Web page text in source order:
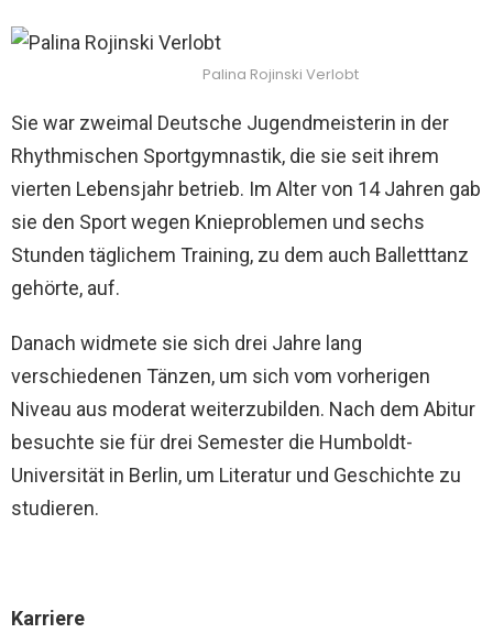
Palina Rojinski Verlobt
Sie war zweimal Deutsche Jugendmeisterin in der
Rhythmischen Sportgymnastik, die sie seit ihrem
vierten Lebensjahr betrieb. Im Alter von 14 Jahren gab
sie den Sport wegen Knieproblemen und sechs
Stunden täglichem Training, zu dem auch Balletttanz
gehörte, auf.
Danach widmete sie sich drei Jahre lang
verschiedenen Tänzen, um sich vom vorherigen
Niveau aus moderat weiterzubilden. Nach dem Abitur
besuchte sie für drei Semester die Humboldt-
Universität in Berlin, um Literatur und Geschichte zu
studieren.
Karriere